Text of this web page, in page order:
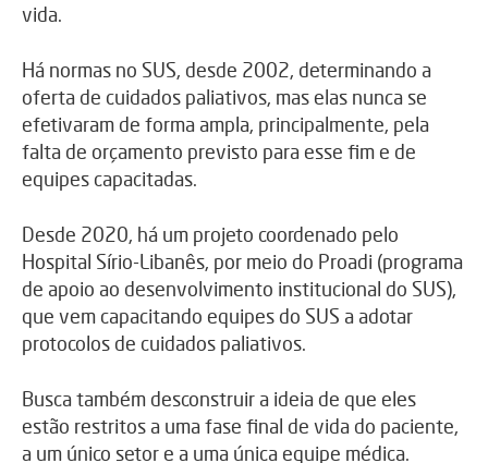
vida.
Há normas no SUS, desde 2002, determinando a
oferta de cuidados paliativos, mas elas nunca se
efetivaram de forma ampla, principalmente, pela
falta de orçamento previsto para esse fim e de
equipes capacitadas.
Desde 2020, há um projeto coordenado pelo
Hospital Sírio-Libanês, por meio do Proadi (programa
de apoio ao desenvolvimento institucional do SUS),
que vem capacitando equipes do SUS a adotar
protocolos de cuidados paliativos.
Busca também desconstruir a ideia de que eles
estão restritos a uma fase final de vida do paciente,
a um único setor e a uma única equipe médica.